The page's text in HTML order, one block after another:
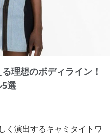
理想のボディライン！
5選
く演出するキャミタイトワ